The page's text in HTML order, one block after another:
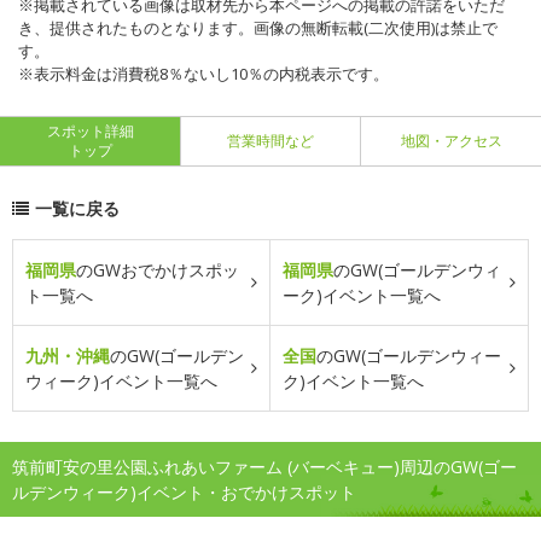
※掲載されている画像は取材先から本ページへの掲載の許諾をいただ
き、提供されたものとなります。画像の無断転載(二次使用)は禁止で
す。
※表示料金は消費税8％ないし10％の内税表示です。
スポット詳細
トップ
営業時間など 地図・アクセス
一覧に戻る
福岡県のGWおでかけスポッ
ト一覧へ
福岡県のGW(ゴールデンウィ
ーク)イベント一覧へ
九州・沖縄のGW(ゴールデン
ウィーク)イベント一覧へ
全国のGW(ゴールデンウィー
ク)イベント一覧へ
筑前町安の里公園ふれあいファーム (バーベキュー)周辺のGW(ゴー
ルデンウィーク)イベント・おでかけスポット